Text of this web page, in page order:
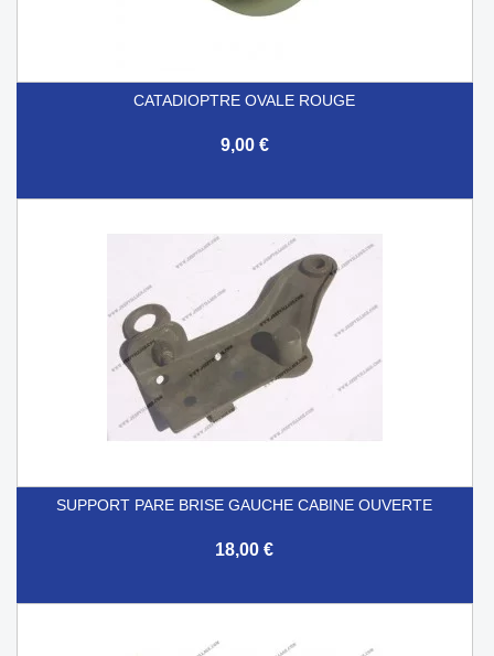
CATADIOPTRE OVALE ROUGE
9,00 €
SUPPORT PARE BRISE GAUCHE CABINE OUVERTE
18,00 €